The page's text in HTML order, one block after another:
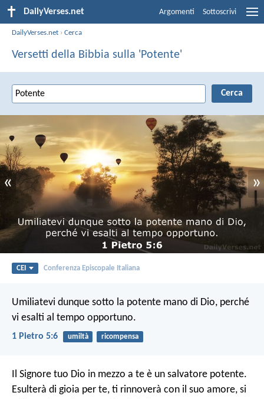
DailyVerses.net Argomenti Sottoscrivi
DailyVerses.net ›Cerca
Versetti della Bibbia sulla 'Potente'
« »
CEI Conferenza Episcopale Italiana
Umiliatevi dunque sotto la potente mano di Dio, perché
vi esalti al tempo opportuno.
1 Pietro 5:6 umiltà ricompensa
Il Signore tuo Dio in mezzo a te è un salvatore potente.
Esulterà di gioia per te, ti rinnoverà con il suo amore, si